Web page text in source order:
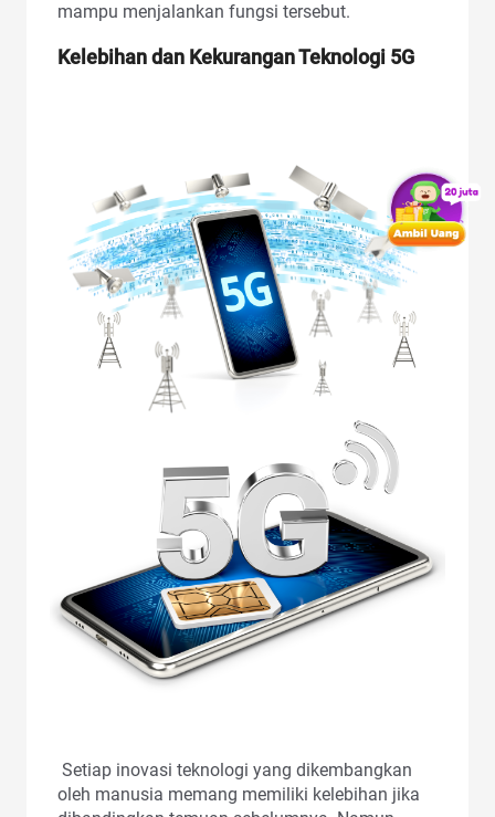
mampu menjalankan fungsi tersebut.
Kelebihan dan Kekurangan Teknologi 5G
Setiap inovasi teknologi yang dikembangkan
oleh manusia memang memiliki kelebihan jika